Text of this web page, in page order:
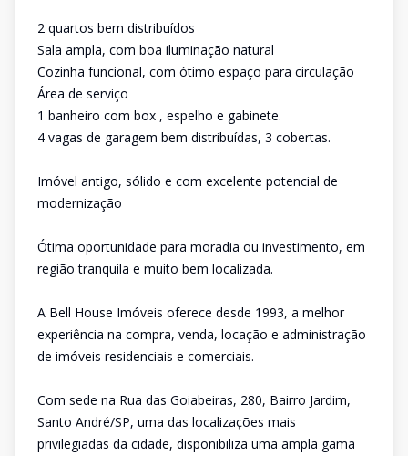
2 quartos bem distribuídos
Sala ampla, com boa iluminação natural
Cozinha funcional, com ótimo espaço para circulação
Área de serviço
1 banheiro com box , espelho e gabinete.
4 vagas de garagem bem distribuídas, 3 cobertas.
Imóvel antigo, sólido e com excelente potencial de
modernização
Ótima oportunidade para moradia ou investimento, em
região tranquila e muito bem localizada.
A Bell House Imóveis oferece desde 1993, a melhor
experiência na compra, venda, locação e administração
de imóveis residenciais e comerciais.
Com sede na Rua das Goiabeiras, 280, Bairro Jardim,
Santo André/SP, uma das localizações mais
privilegiadas da cidade, disponibiliza uma ampla gama